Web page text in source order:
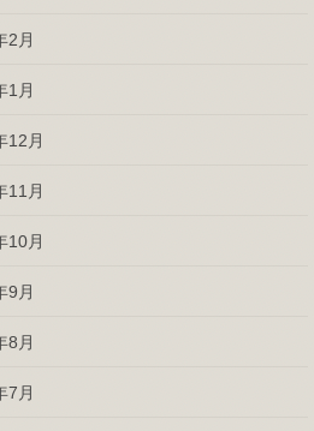
2月
1月
12月
11月
10月
9月
8月
7月